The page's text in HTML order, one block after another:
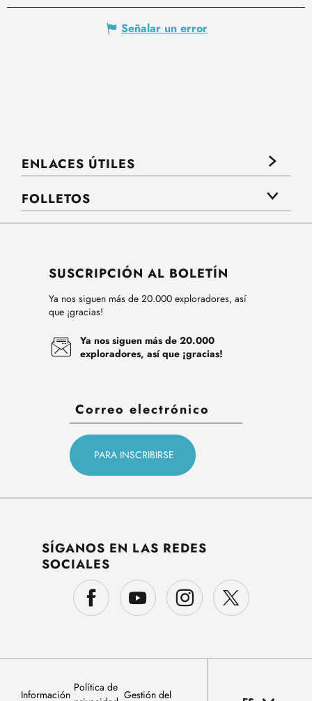
Señalar un error
ENLACES ÚTILES
FOLLETOS
SUSCRIPCIÓN AL BOLETÍN
Ya nos siguen más de 20.000 exploradores, así
que ¡gracias!
Ya nos siguen más de 20.000
exploradores, así que ¡gracias!
SÍGANOS EN LAS REDES
SOCIALES
Información
Política de
Gestión del